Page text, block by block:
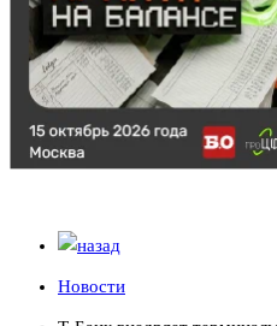
Новости